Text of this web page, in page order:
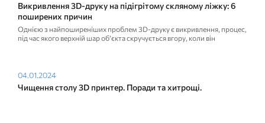
Викривлення 3D-друку на підігрітому скляному ліжку: 6
поширених причин
Однією з найпоширеніших проблем 3D-друку є викривлення, процес,
під час якого верхній шар об’єкта скручується вгору, коли він
Чищення столу 3D принтер. Поради та хитрощі.
04.01.2024